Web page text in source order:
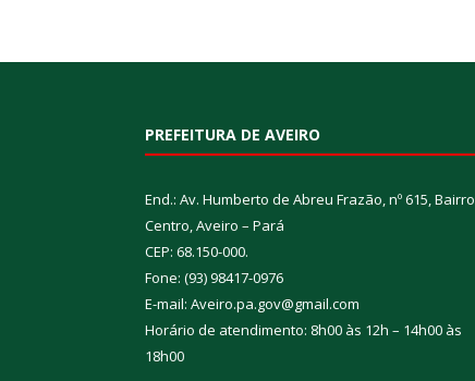
PREFEITURA DE AVEIRO
End.: Av. Humberto de Abreu Frazão, nº 615, Bairro
Centro, Aveiro – Pará
CEP: 68.150-000.
Fone: (93) 98417-0976
E-mail: Aveiro.pa.gov@gmail.com
Horário de atendimento: 8h00 às 12h – 14h00 às
18h00